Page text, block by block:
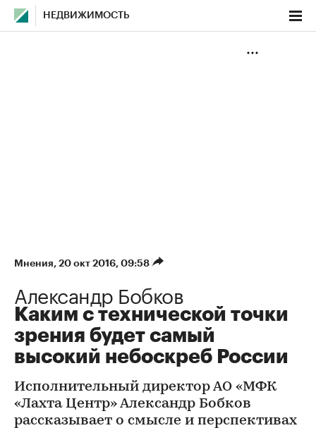
НЕДВИЖИМОСТЬ
Мнения⁠, 20 окт 2016, 09:58
Александр Бобков
Каким с технической точки
зрения будет самый
высокий небоскреб России
Исполнительный директор АО «МФК
«Лахта Центр» Александр Бобков
рассказывает о смысле и перспективах